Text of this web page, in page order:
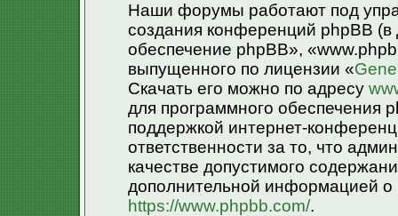
Наши форумы работают под
создания конференций phpBB
обеспечение phpBB»,
выпущенного по лицензии «
Скачать его можно по адресу
для программного обеспечения
поддержкой интернет-
ответственности за то, что
качестве допустимого
дополнительной информацией
https://www.phpbb.com/.